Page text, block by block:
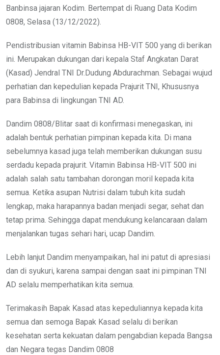
Banbinsa jajaran Kodim. Bertempat di Ruang Data Kodim
0808, Selasa (13/12/2022).
Pendistribusian vitamin Babinsa HB-VIT 500 yang di berikan
ini. Merupakan dukungan dari kepala Staf Angkatan Darat
(Kasad) Jendral TNI Dr.Dudung Abdurachman. Sebagai wujud
perhatian dan kepedulian kepada Prajurit TNI, Khususnya
para Babinsa di lingkungan TNI AD.
Dandim 0808/Blitar saat di konfirmasi menegaskan, ini
adalah bentuk perhatian pimpinan kepada kita. Di mana
sebelumnya kasad juga telah memberikan dukungan susu
serdadu kepada prajurit. Vitamin Babinsa HB-VIT 500 ini
adalah salah satu tambahan dorongan moril kepada kita
semua. Ketika asupan Nutrisi dalam tubuh kita sudah
lengkap, maka harapannya badan menjadi segar, sehat dan
tetap prima. Sehingga dapat mendukung kelancaraan dalam
menjalankan tugas sehari hari, ucap Dandim.
Lebih lanjut Dandim menyampaikan, hal ini patut di apresiasi
dan di syukuri, karena sampai dengan saat ini pimpinan TNI
AD selalu memperhatikan kita semua.
Terimakasih Bapak Kasad atas kepeduliannya kepada kita
semua dan semoga Bapak Kasad selalu di berikan
kesehatan serta kekuatan dalam pengabdian kepada Bangsa
dan Negara tegas Dandim 0808